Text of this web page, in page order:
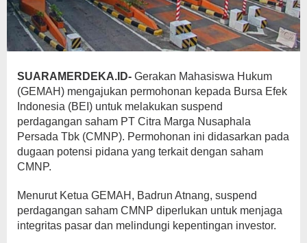
SUARAMERDEKA.ID- Gerakan Mahasiswa Hukum
(GEMAH) mengajukan permohonan kepada Bursa Efek
Indonesia (BEI) untuk melakukan suspend
perdagangan saham PT Citra Marga Nusaphala
Persada Tbk (CMNP). Permohonan ini didasarkan pada
dugaan potensi pidana yang terkait dengan saham
CMNP.
Menurut Ketua GEMAH, Badrun Atnang, suspend
perdagangan saham CMNP diperlukan untuk menjaga
integritas pasar dan melindungi kepentingan investor.